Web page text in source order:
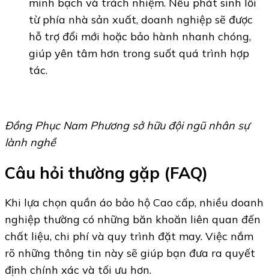
từ phía nhà sản xuất, doanh nghiệp sẽ được
hỗ trợ đổi mới hoặc bảo hành nhanh chóng,
giúp yên tâm hơn trong suốt quá trình hợp
tác.
Đồng Phục Nam Phương sở hữu đội ngũ nhân sự
lành nghề
Câu hỏi thường gặp (FAQ)
Khi lựa chọn quần áo bảo hộ Cao cấp, nhiều doanh
nghiệp thường có những băn khoăn liên quan đến
chất liệu, chi phí và quy trình đặt may. Việc nắm
rõ những thông tin này sẽ giúp bạn đưa ra quyết
định chính xác và tối ưu hơn.